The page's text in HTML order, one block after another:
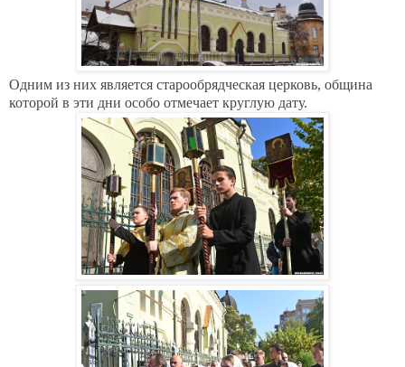
Одним из них является старообрядческая церковь, община
которой в эти дни особо отмечает круглую дату.